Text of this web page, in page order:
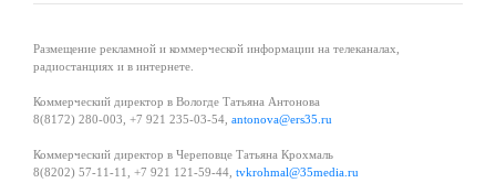
Размещение рекламной и коммерческой информации на телеканалах,
радиостанциях и в интернете.
Коммерческий директор в Вологде Татьяна Антонова
8(8172) 280-003, +7 921 235-03-54, antonova@ers35.ru
Коммерческий директор в Череповце Татьяна Крохмаль
8(8202) 57-11-11, +7 921 121-59-44, tvkrohmal@35media.ru